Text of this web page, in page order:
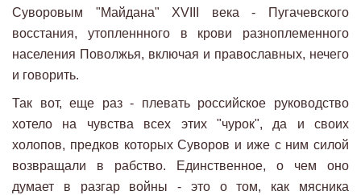
Суворовым "Майдана" XVIII века - Пугачевского
восстания, утопленнного в крови разноплеменного
населения Поволжья, включая и православных, нечего
и говорить.
Так вот, еще раз - плевать российское руководство
хотело на чувства всех этих "чурок", да и своих
холопов, предков которых Суворов и иже с ним силой
возвращали в рабство. Единственное, о чем оно
думает в разгар войны - это о том, как мясника